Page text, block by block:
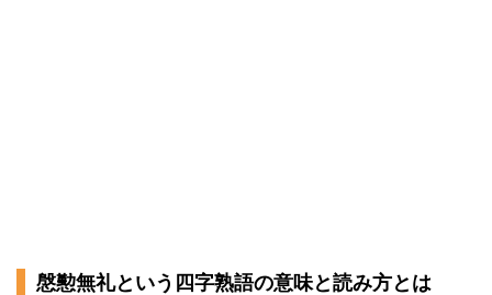
慇懃無礼という四字熟語の意味と読み方とは